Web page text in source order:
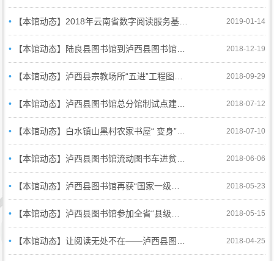
• 【本馆动态】2018年云南省数字阅读服务基层行暨网络书香基层图书馆帮扶活动走进泸西县图书馆 2019-01-14
• 【本馆动态】陆良县图书馆到泸西县图书馆交流学习 2018-12-19
• 【本馆动态】泸西县宗教场所“五进”工程图书发放仪式 2018-09-29
• 【本馆动态】泸西县图书馆总分馆制试点建设通过省级验收 2018-07-12
• 【本馆动态】白水镇山黑村农家书屋“ 变身”公共图书馆总分馆服务点 2018-07-10
• 【本馆动态】泸西县图书馆流动图书车进贫困村 助力脱贫攻坚 2018-06-06
• 【本馆动态】泸西县图书馆再获“国家一级图书馆”称号 2018-05-23
• 【本馆动态】泸西县图书馆参加全省“县级图书馆总分馆制建设暨文化精准扶贫论坛”培训会 2018-05-15
• 【本馆动态】让阅读无处不在——泸西县图书馆电子书借阅机“落户”金马镇分馆 2018-04-25